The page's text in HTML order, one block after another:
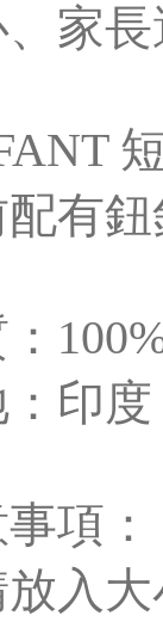
家
配有
印度
項：
放入